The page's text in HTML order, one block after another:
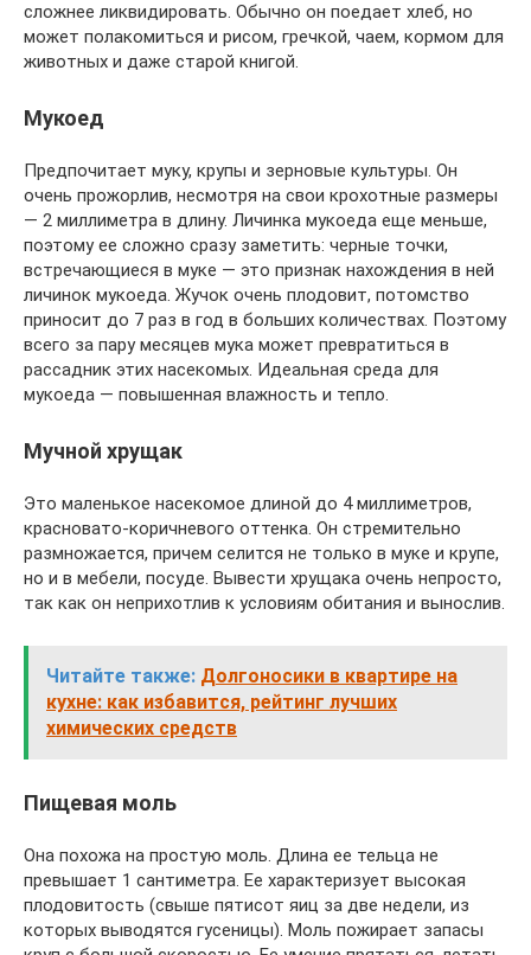
сложнее ликвидировать. Обычно он поедает хлеб, но
может полакомиться и рисом, гречкой, чаем, кормом для
животных и даже старой книгой.
Мукоед
Предпочитает муку, крупы и зерновые культуры. Он
очень прожорлив, несмотря на свои крохотные размеры
— 2 миллиметра в длину. Личинка мукоеда еще меньше,
поэтому ее сложно сразу заметить: черные точки,
встречающиеся в муке — это признак нахождения в ней
личинок мукоеда. Жучок очень плодовит, потомство
приносит до 7 раз в год в больших количествах. Поэтому
всего за пару месяцев мука может превратиться в
рассадник этих насекомых. Идеальная среда для
мукоеда — повышенная влажность и тепло.
Мучной хрущак
Это маленькое насекомое длиной до 4 миллиметров,
красновато-коричневого оттенка. Он стремительно
размножается, причем селится не только в муке и крупе,
но и в мебели, посуде. Вывести хрущака очень непросто,
так как он неприхотлив к условиям обитания и вынослив.
Читайте также: Долгоносики в квартире на
кухне: как избавится, рейтинг лучших
химических средств
Пищевая моль
Она похожа на простую моль. Длина ее тельца не
превышает 1 сантиметра. Ее характеризует высокая
плодовитость (свыше пятисот яиц за две недели, из
которых выводятся гусеницы). Моль пожирает запасы